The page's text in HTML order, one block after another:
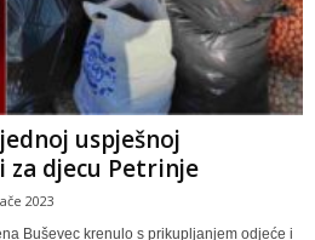
uspješnoj
djecu Petrinje
2023
Buševec krenulo s prikupljanjem odjeće i